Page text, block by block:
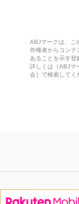
ABJマークは、こ
作権者からコンテ
あることを示す登
詳しくは［ABJマ
会］で検索してく